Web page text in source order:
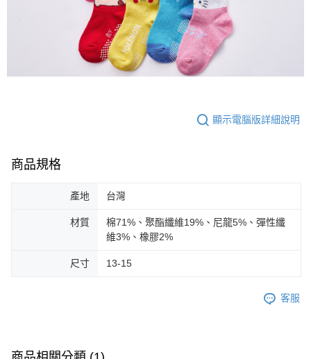
顯示電腦版詳細說明
商品規格
產地 台灣
材質
棉71%、聚酯纖維19%、尼龍5%、彈性纖
維3%、橡膠2%
尺寸 13-15
客服